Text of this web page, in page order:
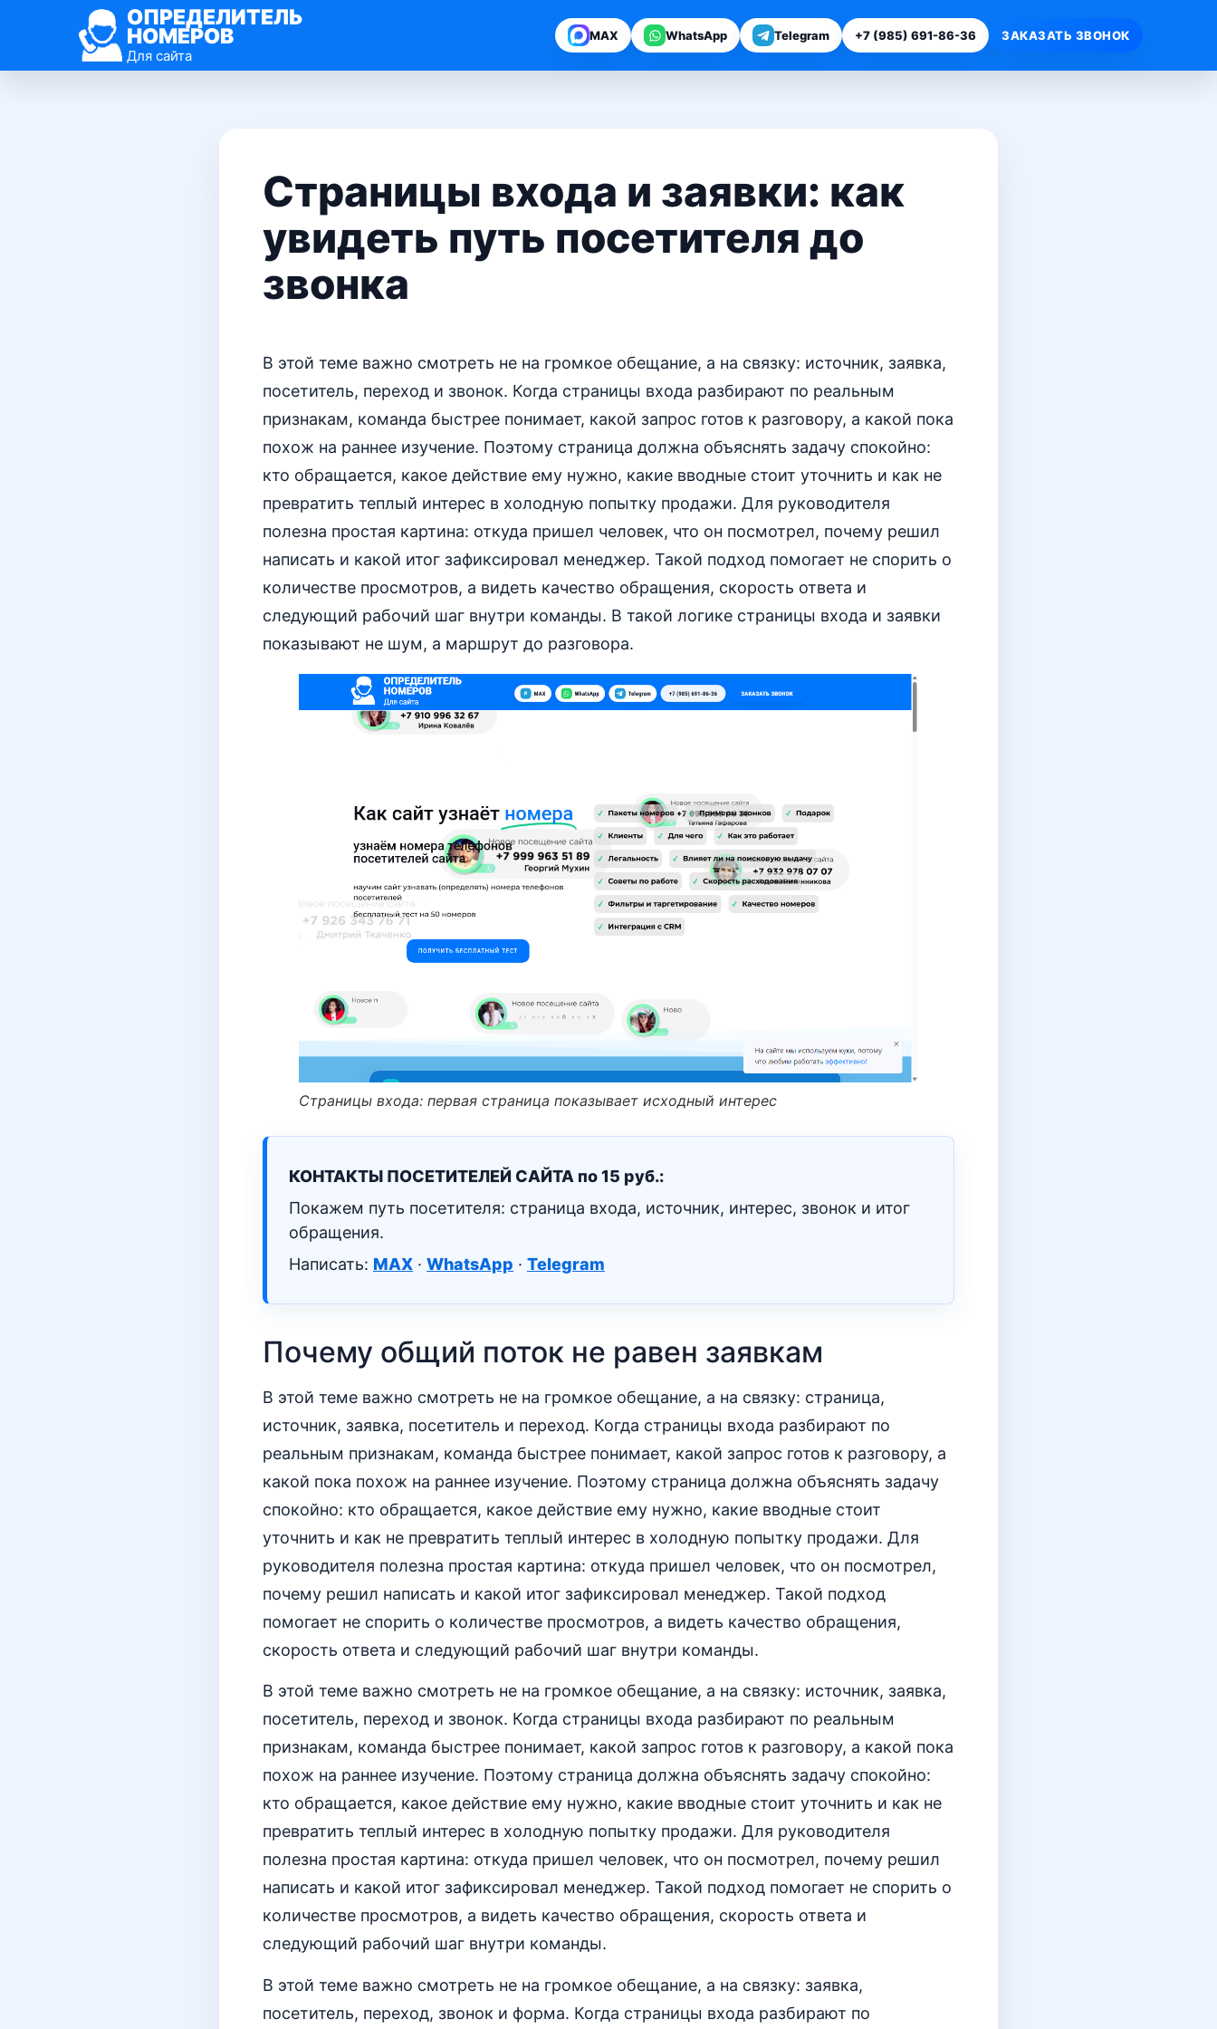
ОПРЕДЕЛИТЕЛЬ
НОМЕРОВ
Для сайта
MAX WhatsApp Telegram +7 (985) 691-86-36 ЗАКАЗАТЬ ЗВОНОК
Страницы входа и заявки: как
увидеть путь посетителя до
звонка
В этой теме важно смотреть не на громкое обещание, а на связку: источник, заявка,
посетитель, переход и звонок. Когда страницы входа разбирают по реальным
признакам, команда быстрее понимает, какой запрос готов к разговору, а какой пока
похож на раннее изучение. Поэтому страница должна объяснять задачу спокойно:
кто обращается, какое действие ему нужно, какие вводные стоит уточнить и как не
превратить теплый интерес в холодную попытку продажи. Для руководителя
полезна простая картина: откуда пришел человек, что он посмотрел, почему решил
написать и какой итог зафиксировал менеджер. Такой подход помогает не спорить о
количестве просмотров, а видеть качество обращения, скорость ответа и
следующий рабочий шаг внутри команды. В такой логике страницы входа и заявки
показывают не шум, а маршрут до разговора.
Страницы входа: первая страница показывает исходный интерес
КОНТАКТЫ ПОСЕТИТЕЛЕЙ САЙТА по 15 руб.:
Покажем путь посетителя: страница входа, источник, интерес, звонок и итог
обращения.
Написать: MAX · WhatsApp · Telegram
Почему общий поток не равен заявкам
В этой теме важно смотреть не на громкое обещание, а на связку: страница,
источник, заявка, посетитель и переход. Когда страницы входа разбирают по
реальным признакам, команда быстрее понимает, какой запрос готов к разговору, а
какой пока похож на раннее изучение. Поэтому страница должна объяснять задачу
спокойно: кто обращается, какое действие ему нужно, какие вводные стоит
уточнить и как не превратить теплый интерес в холодную попытку продажи. Для
руководителя полезна простая картина: откуда пришел человек, что он посмотрел,
почему решил написать и какой итог зафиксировал менеджер. Такой подход
помогает не спорить о количестве просмотров, а видеть качество обращения,
скорость ответа и следующий рабочий шаг внутри команды.
В этой теме важно смотреть не на громкое обещание, а на связку: источник, заявка,
посетитель, переход и звонок. Когда страницы входа разбирают по реальным
признакам, команда быстрее понимает, какой запрос готов к разговору, а какой пока
похож на раннее изучение. Поэтому страница должна объяснять задачу спокойно:
кто обращается, какое действие ему нужно, какие вводные стоит уточнить и как не
превратить теплый интерес в холодную попытку продажи. Для руководителя
полезна простая картина: откуда пришел человек, что он посмотрел, почему решил
написать и какой итог зафиксировал менеджер. Такой подход помогает не спорить о
количестве просмотров, а видеть качество обращения, скорость ответа и
следующий рабочий шаг внутри команды.
В этой теме важно смотреть не на громкое обещание, а на связку: заявка,
посетитель, переход, звонок и форма. Когда страницы входа разбирают по